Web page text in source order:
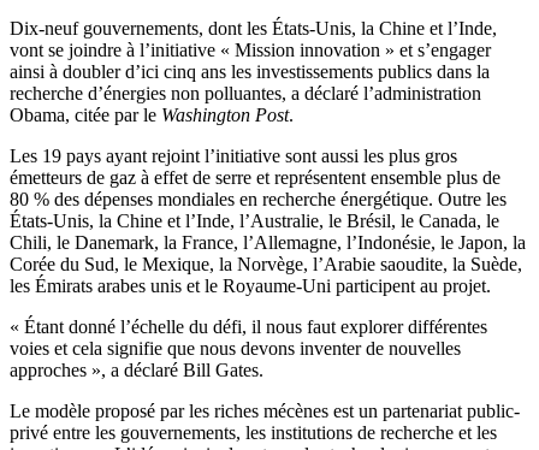
Dix-neuf gouvernements, dont les États-Unis, la Chine et l’Inde,
vont se joindre à l’initiative « Mission innovation » et s’engager
ainsi à doubler d’ici cinq ans les investissements publics dans la
recherche d’énergies non polluantes, a déclaré l’administration
Obama, citée par le Washington Post.
Les 19 pays ayant rejoint l’initiative sont aussi les plus gros
émetteurs de gaz à effet de serre et représentent ensemble plus de
80 % des dépenses mondiales en recherche énergétique. Outre les
États-Unis, la Chine et l’Inde, l’Australie, le Brésil, le Canada, le
Chili, le Danemark, la France, l’Allemagne, l’Indonésie, le Japon, la
Corée du Sud, le Mexique, la Norvège, l’Arabie saoudite, la Suède,
les Émirats arabes unis et le Royaume-Uni participent au projet.
« Étant donné l’échelle du défi, il nous faut explorer différentes
voies et cela signifie que nous devons inventer de nouvelles
approches », a déclaré Bill Gates.
Le modèle proposé par les riches mécènes est un partenariat public-
privé entre les gouvernements, les institutions de recherche et les